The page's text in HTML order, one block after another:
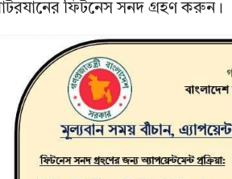
ফিটনেস সনদ গ্রহণ করুন।